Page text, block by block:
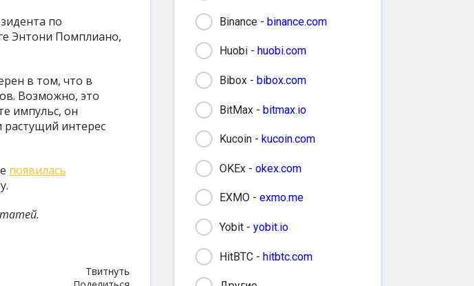
по
Энтони Помплиано,
в том, что в
Возможно, это
импульс, он
растущий интерес
появилась
Твитнуть
Binance - binance.com
Huobi - huobi.com
Bibox - bibox.com
BitMax - bitmax.io
Kucoin - kucoin.com
OKEx - okex.com
EXMO - exmo.me
Yobit - yobit.io
HitBTC - hitbtc.com